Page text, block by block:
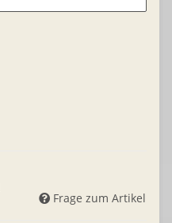
Frage zum Artikel